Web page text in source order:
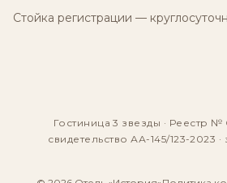
Стойка регистрации —
Гостиница 3 звезды · Реестр №
свидетельство АА-145/123-2023 ·